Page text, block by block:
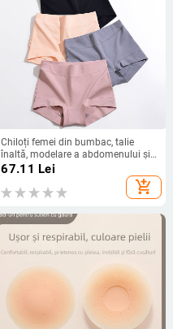
Chiloți femei din bumbac, talie
înaltă, modelare a abdomenului și
ridicare a șezutului, respirabil,
67.11 Lei
add_shopping_cart